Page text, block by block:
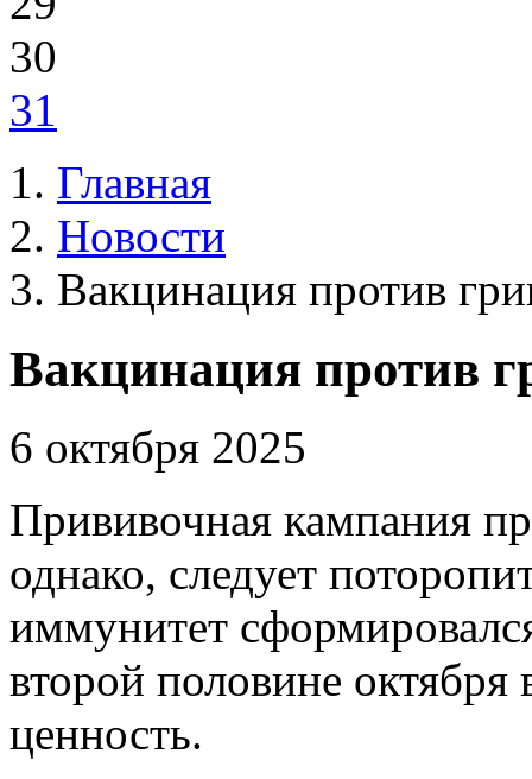
30
31
Главная
Новости
Вакцинация против
Вакцинация против
6 октября 2025
Прививочная кампания
однако, следует
иммунитет
второй половине
ценность.